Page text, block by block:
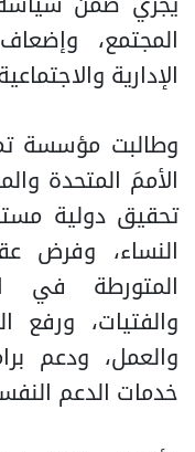
يجري ضمن
المجتمع،
الإدارية
الأممَ المتحدة
تحقيق دولية
النساء، وفرض
المتورطة في
والفتيات، ورفع
والعمل، ودعم
خدمات الدعم